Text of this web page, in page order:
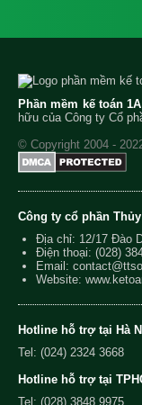
Phần mềm kế toán 1A
hữu của Công ty Cổ
© Copyright 2004 -
Công ty cổ phần
Địa chỉ: 12/17 Đào
Điện thoại: (028)
Email:
Website:
Hotline hỗ trợ tại Hà
Tel: (024) 2324 3668
Hotline hỗ trợ tại
Tel: (028) 3848 9975